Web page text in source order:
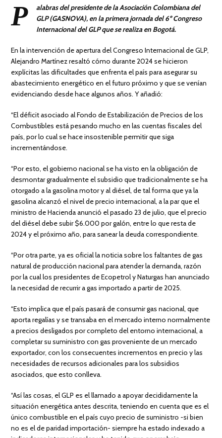
P
alabras del presidente de la Asociación Colombiana del
GLP (GASNOVA), en la primera jornada del 6º Congreso
Internacional del GLP que se realiza en Bogotá.
En la intervención de apertura del Congreso Internacional de GLP,
Alejandro Martínez resaltó cómo durante 2024 se hicieron
explícitas las dificultades que enfrenta el país para asegurar su
abastecimiento energético en el futuro próximo y que se venían
evidenciando desde hace algunos años. Y añadió:
“El déficit asociado al Fondo de Estabilización de Precios de los
Combustibles está pesando mucho en las cuentas fiscales del
país, por lo cual se hace insostenible permitir que siga
incrementándose.
“Por esto, el gobierno nacional se ha visto en la obligación de
desmontar gradualmente el subsidio que tradicionalmente se ha
otorgado a la gasolina motor y al diésel, de tal forma que ya la
gasolina alcanzó el nivel de precio internacional, a la par que el
ministro de Hacienda anunció el pasado 23 de julio, que el precio
del diésel debe subir $6.000 por galón, entre lo que resta de
2024 y el próximo año, para sanear la deuda correspondiente.
“Por otra parte, ya es oficial la noticia sobre los faltantes de gas
natural de producción nacional para atender la demanda, razón
por la cual los presidentes de Ecopetrol y Naturgas han anunciado
la necesidad de recurrir a gas importado a partir de 2025.
“Esto implica que el país pasará de consumir gas nacional, que
aporta regalías y se transaba en el mercado interno normalmente
a precios desligados por completo del entorno internacional, a
completar su suministro con gas proveniente de un mercado
exportador, con los consecuentes incrementos en precio y las
necesidades de recursos adicionales para los subsidios
asociados, que esto conlleva.
“Así las cosas, el GLP es el llamado a apoyar decididamente la
situación energética antes descrita, teniendo en cuenta que es el
único combustible en el país cuyo precio de suministro -si bien
no es el de paridad importación- siempre ha estado indexado a